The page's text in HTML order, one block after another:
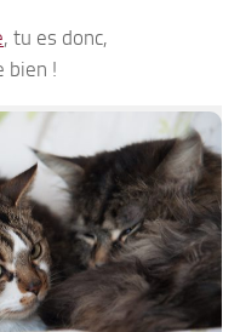
, tu es donc,
bien !